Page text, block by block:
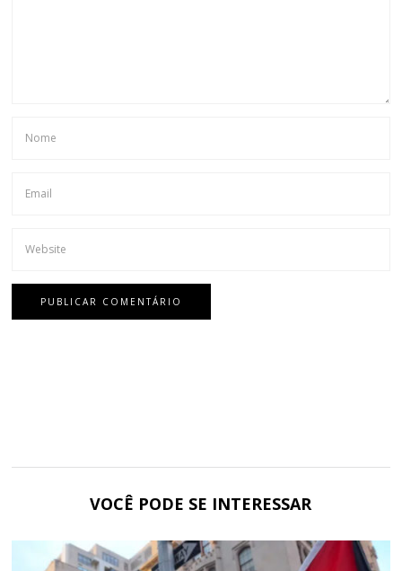
VOCÊ PODE SE INTERESSAR